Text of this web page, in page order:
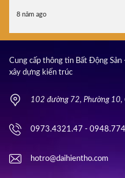
8 năm ago
Cung cấp thông tin Bất Động
xây dựng kiến trúc
102 đường 72, Phường 10,
0973.4321.47 -
hotro@daihientho.com